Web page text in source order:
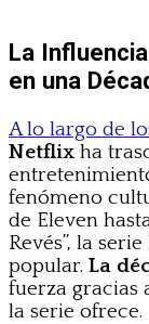
La
en una
A lo largo de
Netflix ha
fenómeno
de Eleven
Revés”, la
popular. La
fuerza gracias
la serie ofrece.